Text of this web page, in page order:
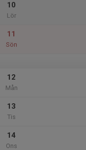
10
Lör
11
Sön
12
Mån
13
Tis
14
Ons